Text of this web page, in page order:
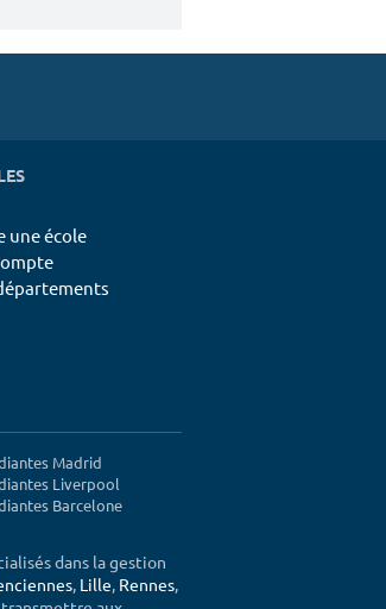
une école
Madrid
Liverpool
Barcelone
dans la gestion
Lille Rennes